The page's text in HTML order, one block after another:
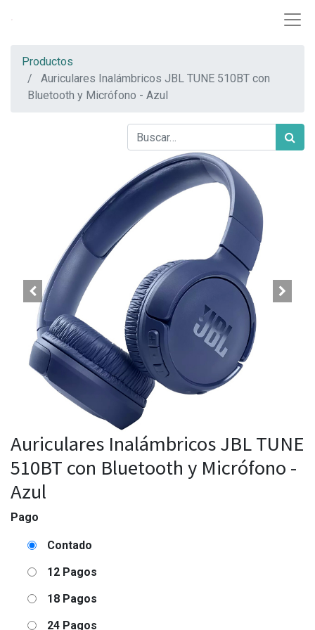
Productos
Auriculares Inalámbricos JBL TUNE 510BT con
Bluetooth y Micrófono - Azul
Auriculares Inalámbricos JBL TUNE
510BT con Bluetooth y Micrófono -
Azul
Pago
Contado
12 Pagos
18 Pagos
24 Pagos